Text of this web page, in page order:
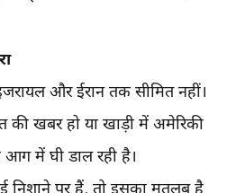
और ईरान तक सीमित नहीं।
की खबर हो या खाड़ी में अमेरिकी
आग में घी डाल रही है।
निशाने पर हैं, तो इसका मतलब है